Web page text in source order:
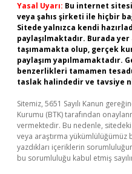
Yasal Uyarı: Bu internet
veya şahıs şirketi ile hiçbir
Sitede yalnızca kendi
paylaşılmaktadır. Burada
taşımamakta olup, gerçek
paylaşım yapılmamaktadır.
benzerlikleri tamamen
taslak halindedir ve tavsiye
Sitemiz, 5651 Sayılı Kanun
Kurumu (BTK) tarafından
vermektedir. Bu nedenle,
veya araştırma yükümlülüğümüz
yazdıkları içeriklerin
bu sorumluluğu kabul etmiş